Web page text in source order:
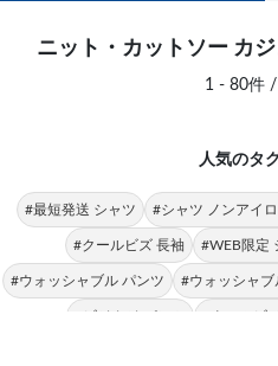
ニット・カットソー カ
1 - 80件
人気のタ
#最短発送 シャツ #シャツ ノンアイ
#クールビズ 長袖 #WEB限定
#ウォッシャブル パンツ #ウォッシャブ
#ビジカジ パンツ #クールビ